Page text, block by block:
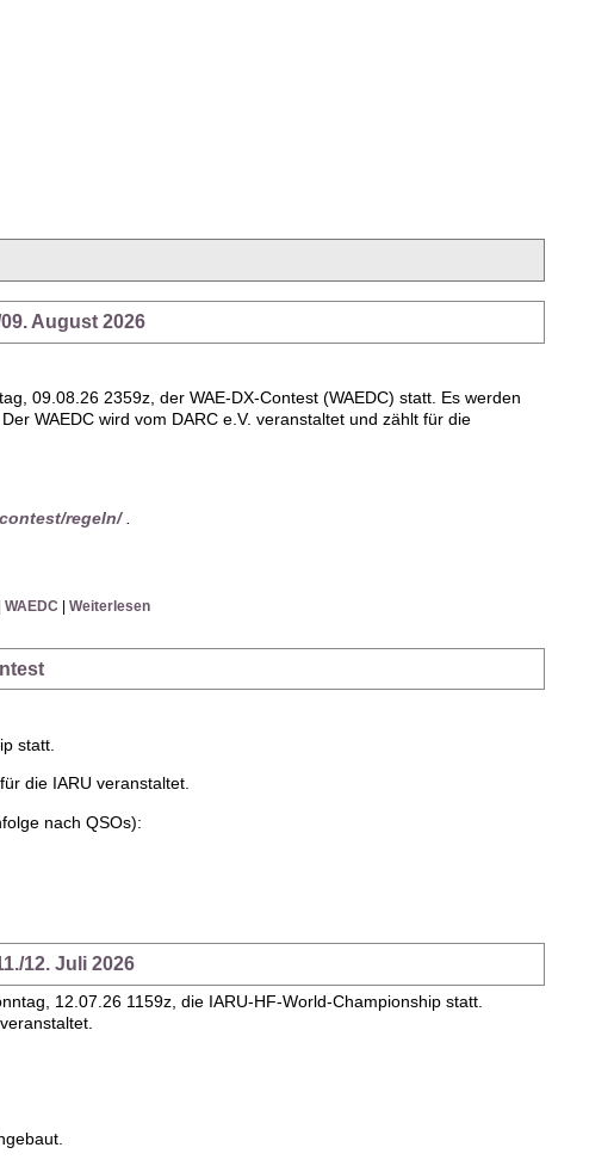
August 2026
09.08.26 2359z, der WAE-DX-Contest (WAEDC) statt. Es werden
WAEDC wird vom DARC e.V. veranstaltet und zählt für die
regeln/.
WAEDC |Weiterlesen
statt.
die IARU veranstaltet.
nach QSOs):
12. Juli 2026
12.07.26 1159z, die IARU-HF-World-Championship statt.